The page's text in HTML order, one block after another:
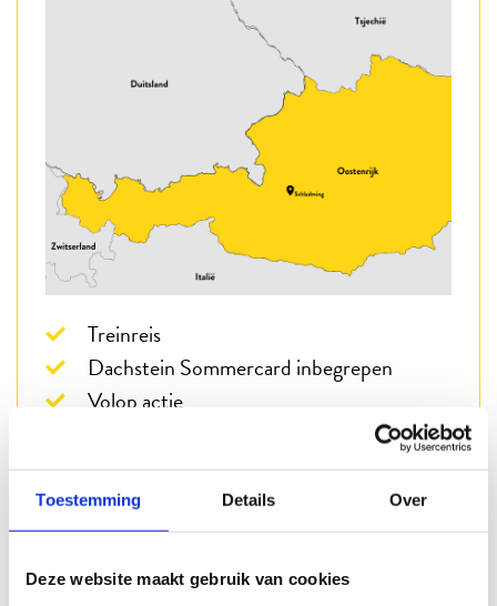
Toestemming Details Over
Deze website maakt gebruik van cookies
Treinreis
Dachstein Sommercard inbegrepen
Volop actie